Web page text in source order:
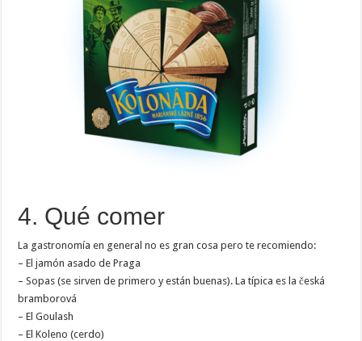
4. Qué comer
La gastronomía en general no es gran cosa pero te recomiendo:
– El jamón asado de Praga
– Sopas (se sirven de primero y están buenas). La típica es la česká
bramborová
– El Goulash
– El Koleno (cerdo)